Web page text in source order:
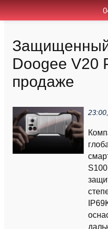
Doogee V20
продаже